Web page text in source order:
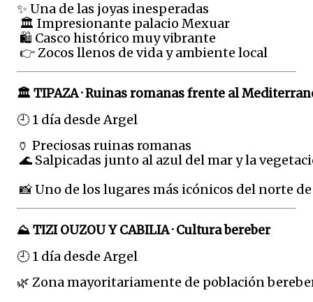
✨ Una de las joyas inesperadas
🏛️ Impresionante palacio Mexuar
🛍️ Casco histórico muy vibrante
👉 Zocos llenos de vida y ambiente local
🏛️ TIPAZA · Ruinas romanas frente al
🕘 1 día desde Argel
🏺 Preciosas ruinas romanas
🌊 Salpicadas junto al azul del mar y la
📸 Uno de los lugares más icónicos del norte
⛰️ TIZI OUZOU Y CABILIA · Cultura bereber
🕘 1 día desde Argel
🌿 Zona mayoritariamente de población